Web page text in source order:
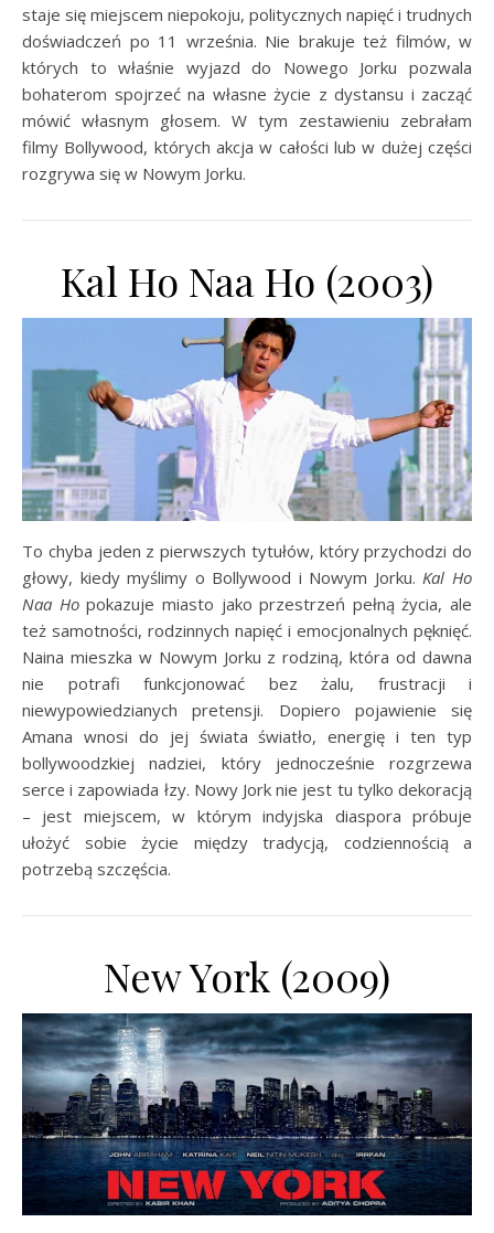
staje się miejscem niepokoju, politycznych napięć i trudnych
doświadczeń po 11 września. Nie brakuje też filmów, w
których to właśnie wyjazd do Nowego Jorku pozwala
bohaterom spojrzeć na własne życie z dystansu i zacząć
mówić własnym głosem. W tym zestawieniu zebrałam
filmy Bollywood, których akcja w całości lub w dużej części
rozgrywa się w Nowym Jorku.
Kal Ho Naa Ho (2003)
To chyba jeden z pierwszych tytułów, który przychodzi do
głowy, kiedy myślimy o Bollywood i Nowym Jorku. Kal Ho
Naa Hopokazuje miasto jako przestrzeń pełną życia, ale
też samotności, rodzinnych napięć i emocjonalnych pęknięć.
Naina mieszka w Nowym Jorku z rodziną, która od dawna
nie potrafi funkcjonować bez żalu, frustracji i
niewypowiedzianych pretensji. Dopiero pojawienie się
Amana wnosi do jej świata światło, energię i ten typ
bollywoodzkiej nadziei, który jednocześnie rozgrzewa
serce i zapowiada łzy. Nowy Jork nie jest tu tylko dekoracją
– jest miejscem, w którym indyjska diaspora próbuje
ułożyć sobie życie między tradycją, codziennością a
potrzebą szczęścia.
New York (2009)